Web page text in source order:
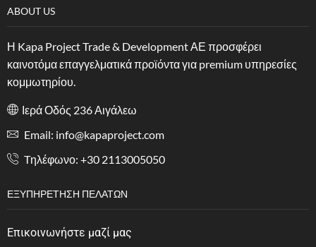
ABOUT US
Η Kapa Project Trade & Development ΑΕ προσφέρει
καινοτόμα επαγγελματικά προϊόντα για premium υπηρεσίες
κομμωτηρίου.
Ιερά Οδός 236 Αιγάλεω
Email: info@kapaproject.com
Tηλέφωνο: +30 2113005050
ΕΞΥΠΗΡΈΤΗΣΗ ΠΕΛΑΤΏΝ
Επικοινωνήστε μαζί μας